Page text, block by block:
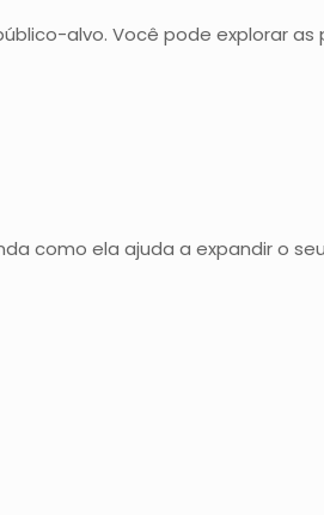
alvo. Você pode explorar as
como ela ajuda a expandir o